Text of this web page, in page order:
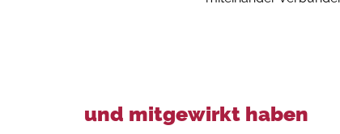
und mitgewirkt haben